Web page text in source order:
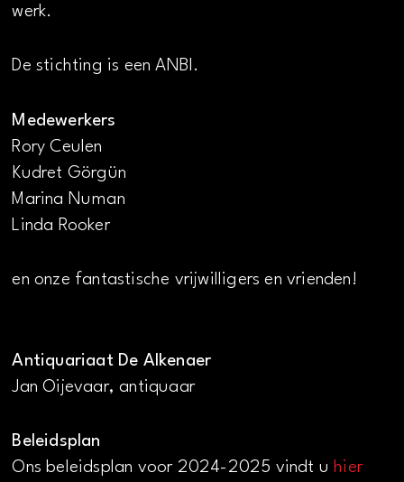
werk.
De stichting is een ANBI.
Medewerkers
Rory Ceulen
Kudret Görgün
Marina Numan
Linda Rooker
en onze fantastische vrijwilligers en vrienden!
Antiquariaat De Alkenaer
Jan Oijevaar, antiquaar
Beleidsplan
Ons beleidsplan voor 2024-2025 vindt uhier